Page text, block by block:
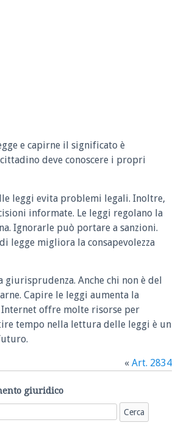
e capirne il significato è
deve conoscere i propri
leggi evita problemi legali. Inoltre,
informate. Le leggi regolano la
Ignorarle può portare a sanzioni.
legge migliora la consapevolezza
Anche chi non è del
Capire le leggi aumenta la
Internet offre molte risorse per
tempo nella lettura delle leggi è un
« Art. 2834
giuridico